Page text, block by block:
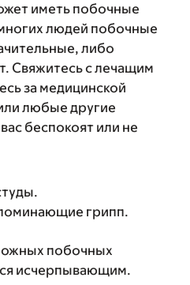
иметь побочные
людей побочные
либо
Свяжитесь с лечащим
за медицинской
любые другие
беспокоят или не
грипп.
побочных
исчерпывающим.